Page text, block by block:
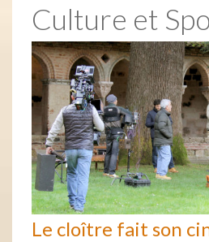
Culture et
Le cloître fait son